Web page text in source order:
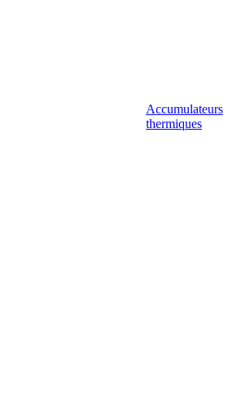
Accumulateurs
thermiques